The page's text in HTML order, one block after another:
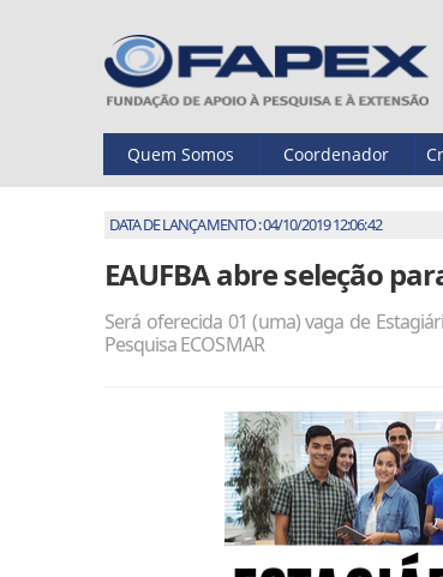
Quem Somos Coordenador
DATA DE LANÇAMENTO : 04/10/2019 12:06:42
EAUFBA abre seleção
Será oferecida 01 (uma) vaga de
Pesquisa ECOSMAR